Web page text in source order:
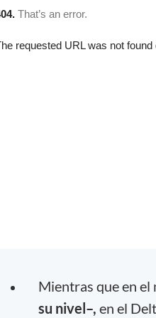
Mientras que en el
su nivel–, en el